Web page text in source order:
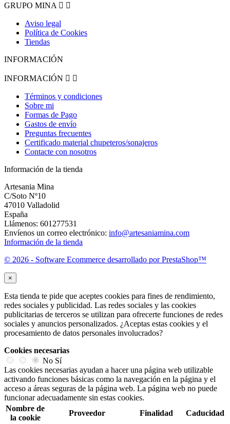
GRUPO MINA  
Aviso legal
Política de Cookies
Tiendas
INFORMACIÓN
INFORMACIÓN  
Términos y condiciones
Sobre mi
Formas de Pago
Gastos de envío
Preguntas frecuentes
Certificado material chupeteros/sonajeros
Contacte con nosotros
Información de la tienda
Artesania Mina
C/Soto Nº10
47010 Valladolid
España
Llámenos: 601277531
Envíenos un correo electrónico: info@artesaniamina.com
Información de la tienda
© 2026 - Software Ecommerce desarrollado por PrestaShop™
×
Esta tienda te pide que aceptes cookies para fines de rendimiento,
redes sociales y publicidad. Las redes sociales y las cookies
publicitarias de terceros se utilizan para ofrecerte funciones de redes
sociales y anuncios personalizados. ¿Aceptas estas cookies y el
procesamiento de datos personales involucrados?
Cookies necesarias
No Sí
Las cookies necesarias ayudan a hacer una página web utilizable
activando funciones básicas como la navegación en la página y el
acceso a áreas seguras de la página web. La página web no puede
funcionar adecuadamente sin estas cookies.
Nombre de
la cookie
Proveedor Finalidad Caducidad